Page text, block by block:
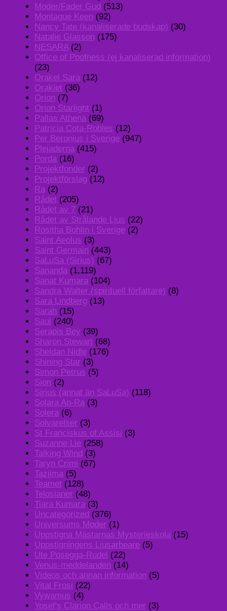
Moder/Fader Gud (513)
Montague Keen (92)
Nancy Tate (kanaliserade budskap) (30)
Natalie Glasson (175)
NESARA(2)
Office of Poofness (ej kanaliserad information)
(23)
Orakel Sara (12)
Oraklet (36)
Orion (7)
Orion Starlight (1)
Pallas Athena (69)
Patricia Cota-Robles (12)
Per Beronius i Sverige (947)
Plejaderna (415)
Porda (16)
Projektfonder (2)
Projektförslag (12)
Ra (2)
Rådet (205)
Rådet av 7 (21)
Rådet av Strålande Ljus (22)
Rositha Bohlin i Sverige (2)
Saint Aeolus (3)
Saint Germain (443)
SaLuSa (Sirius) (67)
Sananda (1,119)
Sanat Kumara (104)
Sandra Walter (spirituell författare) (8)
Sara Lindberg (13)
Sarah (15)
Saul (240)
Serapis Bey (39)
Sharon Stewart (68)
Sheldan Nidle (176)
Shining Star (3)
Simon Petrus (5)
Sion (2)
Sirius (annat än SaLuSa) (118)
Solara An-Ra (3)
Solera (6)
Solvarelser (3)
St Franciskus of Assisi (3)
Suzanne Lie (258)
Talking Wind (3)
Taryn Crimi (67)
Tazjima (5)
Teamet (128)
Telosianer (48)
Tiara Kumara (3)
Uncategorized (376)
Universums Moder (1)
Uppstigna Mästarnas Mysterieskola (15)
Uppstigningens Ljusarbeare (5)
Ute Posegga-Rudel (22)
Venus-meddelanden (14)
Videos och annan information (5)
Vital Frosi (22)
Vywamus (4)
Yosef's Clarion Calls och mer (3)